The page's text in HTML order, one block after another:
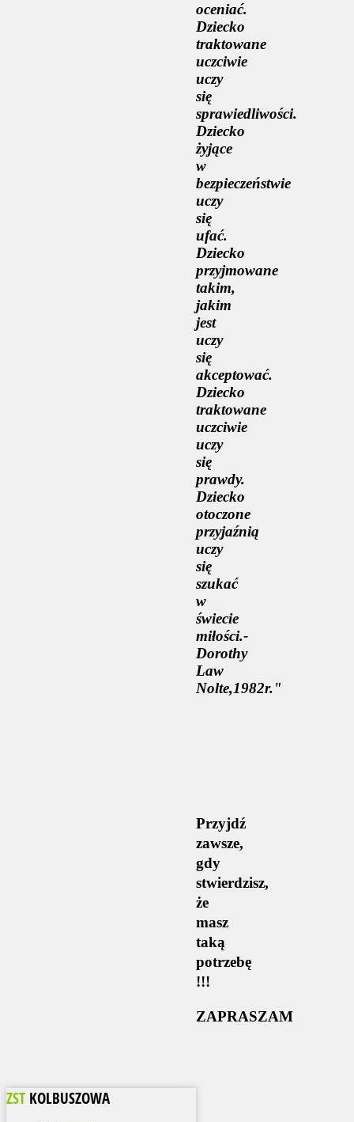
oceniać.
Dziecko
traktowane
uczciwie
uczy
się
sprawiedliwości.
Dziecko
żyjące
w
bezpieczeństwie
uczy
się
ufać.
Dziecko
przyjmowane
takim,
jakim
jest
uczy
się
akceptować.
Dziecko
traktowane
uczciwie
uczy
się
prawdy.
Dziecko
otoczone
przyjaźnią
uczy
się
szukać
w
świecie
miłości.-
Dorothy
Law
Nolte,1982r."
Przyjdź
zawsze,
gdy
stwierdzisz,
że
masz
taką
potrzebę
!!!
ZAPRASZAM
ZST KOLBUSZOWA